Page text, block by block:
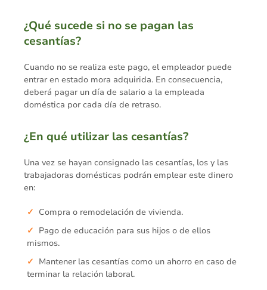
¿Qué sucede si no se pagan las
cesantías?
Cuando no se realiza este pago, el empleador puede
entrar en estado mora adquirida. En consecuencia,
deberá pagar un día de salario a la empleada
doméstica por cada día de retraso.
¿En qué utilizar las cesantías?
Una vez se hayan consignado las cesantías, los y las
trabajadoras domésticas podrán emplear este dinero
en:
Compra o remodelación de vivienda.
Pago de educación para sus hijos o de ellos
mismos.
Mantener las cesantías como un ahorro en caso de
terminar la relación laboral.